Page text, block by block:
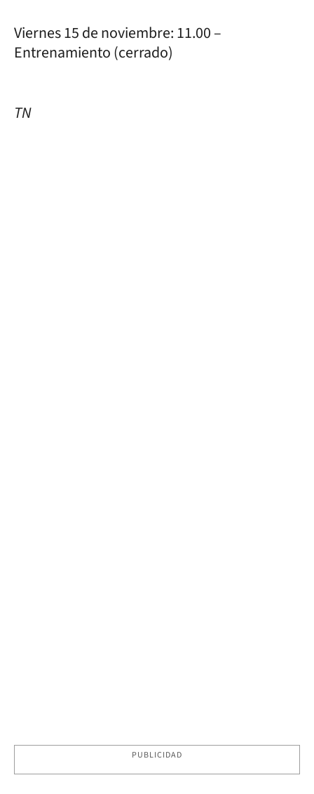
Viernes 15 de noviembre: 11.00 –
Entrenamiento (cerrado)
TN
PUBLICIDAD